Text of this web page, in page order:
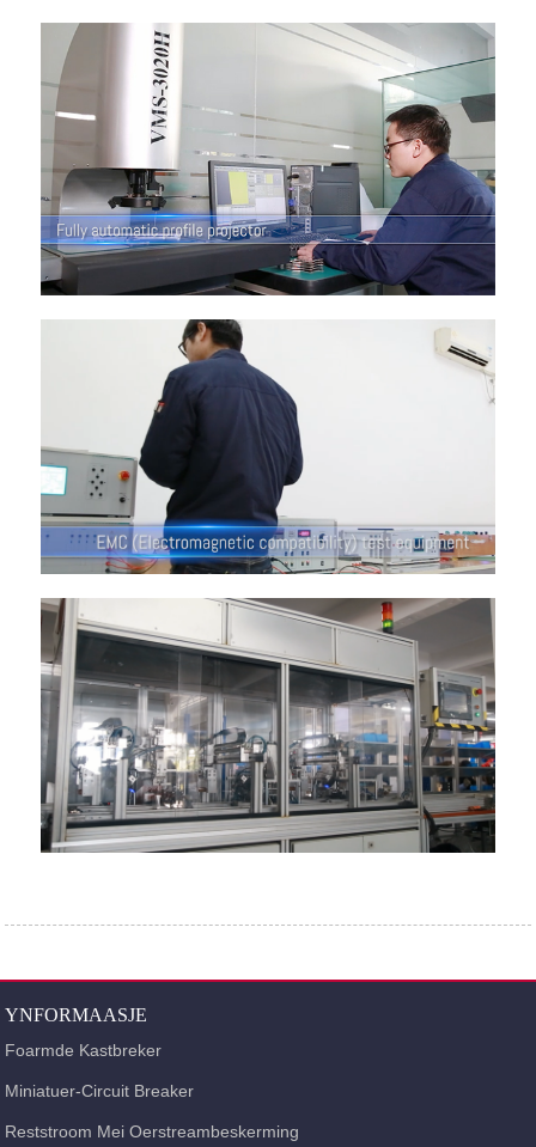
YNFORMAASJE
Foarmde Kastbreker
Miniatuer-Circuit Breaker
Reststroom Mei Oerstreambeskerming